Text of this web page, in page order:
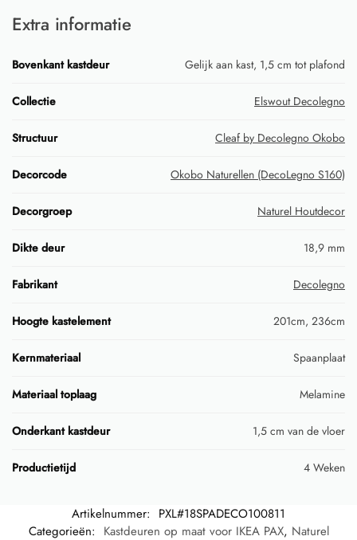
Extra informatie
Bovenkant kastdeur Gelijk aan kast, 1,5 cm tot plafond
Collectie Elswout Decolegno
Structuur Cleaf by Decolegno Okobo
Decorcode Okobo Naturellen (DecoLegno S160)
Decorgroep Naturel Houtdecor
Dikte deur 18,9 mm
Fabrikant Decolegno
Hoogte kastelement 201cm, 236cm
Kernmateriaal Spaanplaat
Materiaal toplaag Melamine
Onderkant kastdeur 1,5 cm van de vloer
Productietijd 4 Weken
Artikelnummer: PXL#18SPADECO100811
Categorieën: Kastdeuren op maat voor IKEA PAX, Naturel